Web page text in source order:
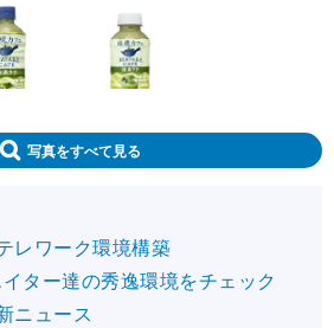
写真をすべて見る
レワーク環境構築
ター達の秀逸環境をチェック
ニュース